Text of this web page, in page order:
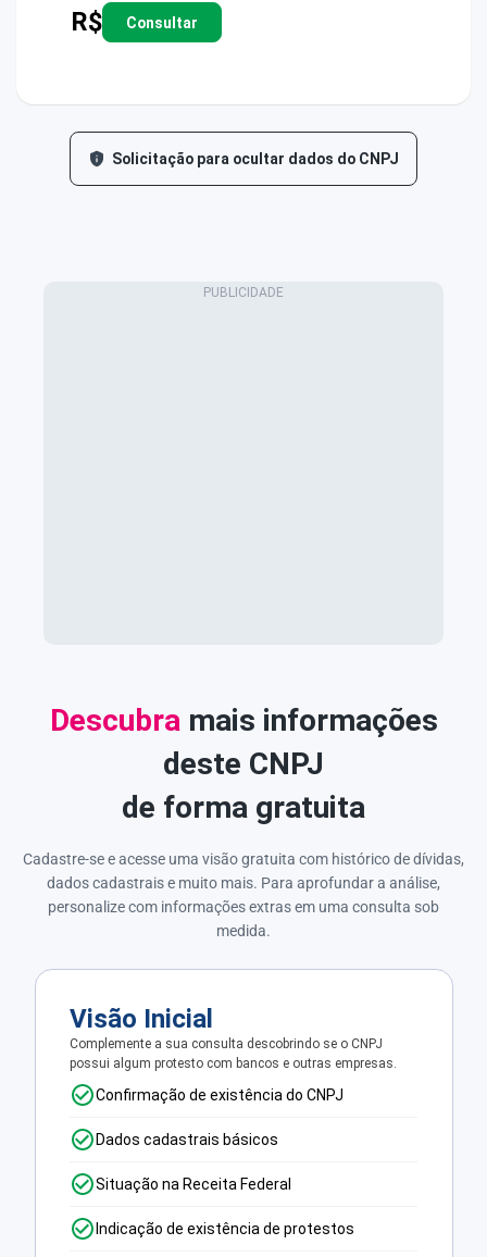
R$ Consultar
Solicitação para ocultar dados do CNPJ
Descubra mais informações
deste CNPJ
de forma gratuita
Cadastre-se e acesse uma visão gratuita com histórico de dívidas,
dados cadastrais e muito mais. Para aprofundar a análise,
personalize com informações extras em uma consulta sob
medida.
Visão Inicial
Complemente a sua consulta descobrindo se o CNPJ
possui algum protesto com bancos e outras empresas.
Confirmação de existência do CNPJ
Dados cadastrais básicos
Situação na Receita Federal
Indicação de existência de protestos